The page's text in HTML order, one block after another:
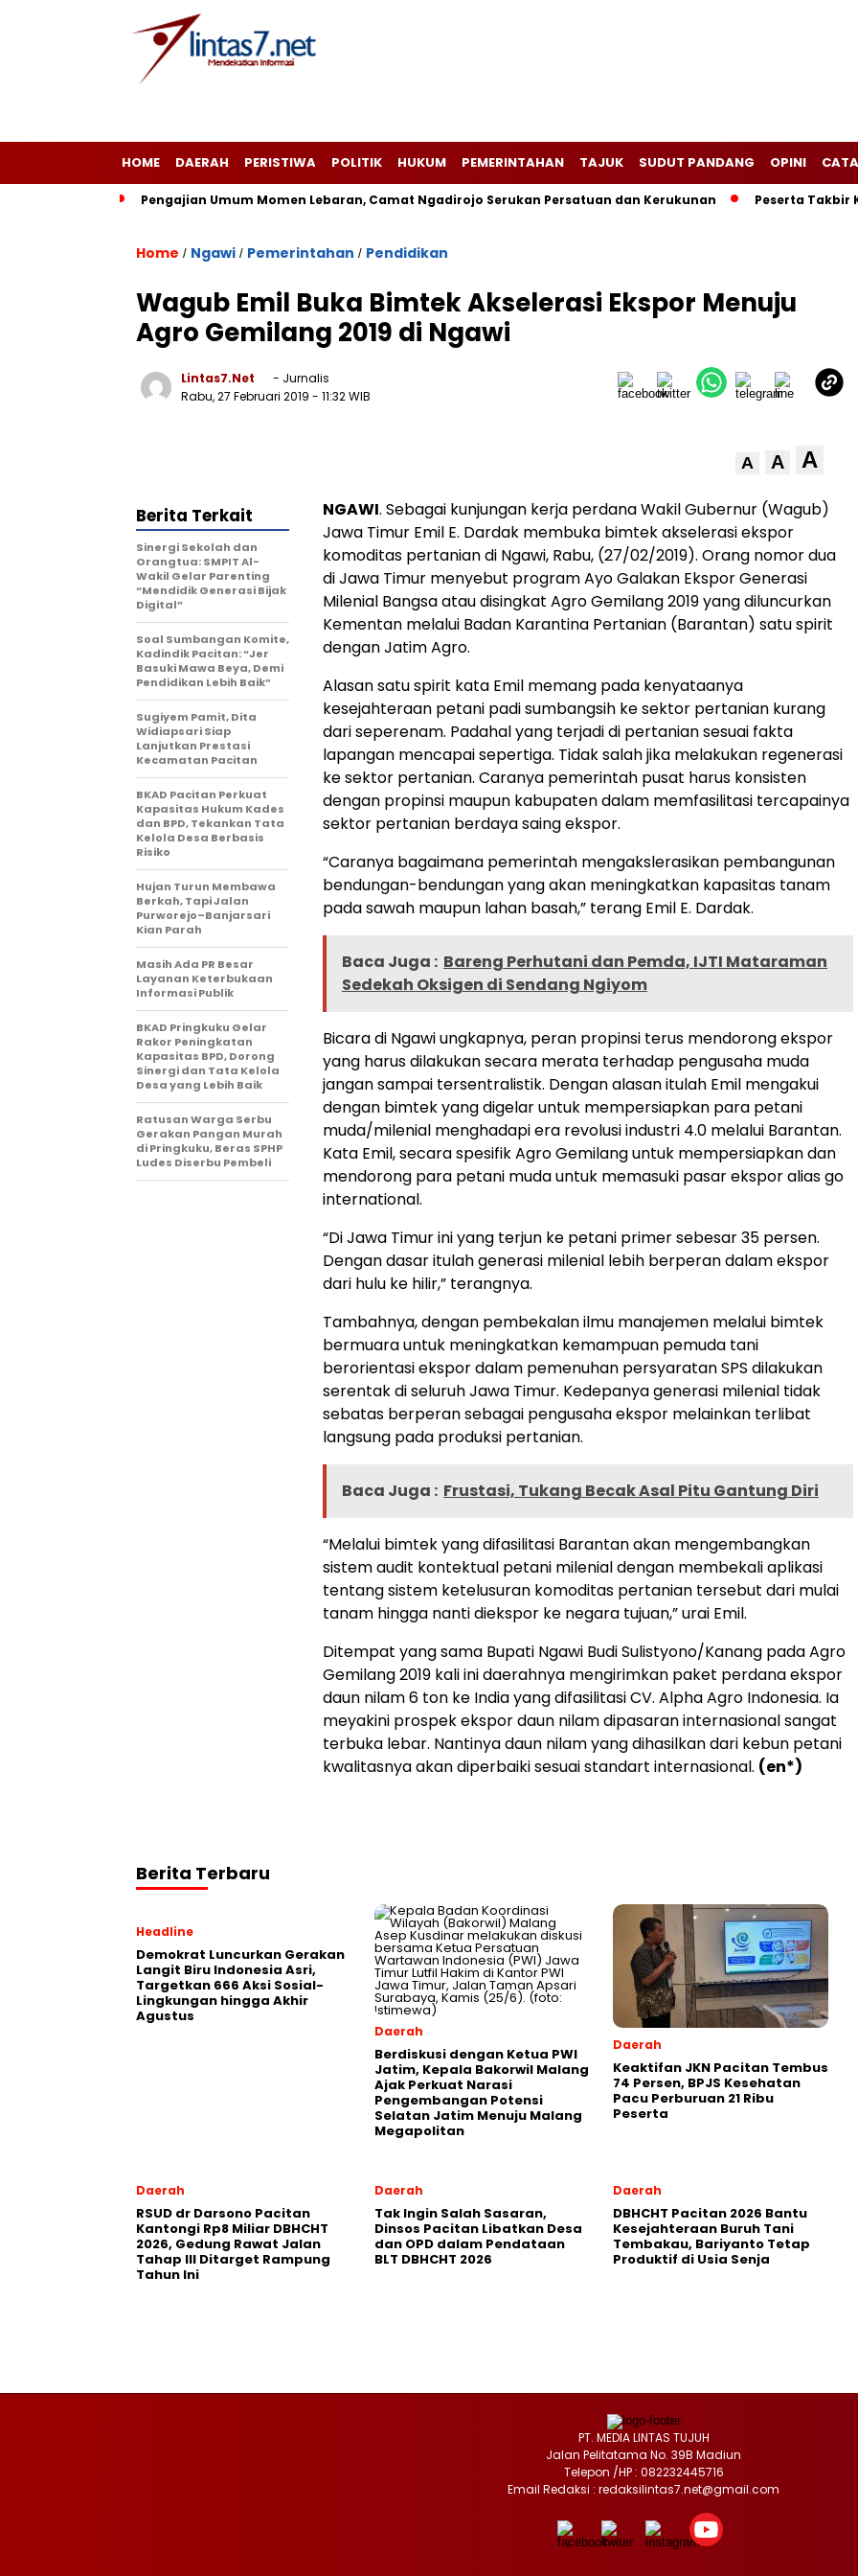
HOME DAERAH PERISTIWA POLITIK HUKUM PEMERINTAHAN TAJUK SUDUT PANDANG OPINI
Pengajian Umum Momen Lebaran, Camat Ngadirojo Serukan Persatuan dan Kerukunan Peserta Takbir
Home / Ngawi / Pemerintahan / Pendidikan
Wagub Emil Buka Bimtek Akselerasi Ekspor Menuju
Agro Gemilang 2019 di Ngawi
Lintas7.net
- Jurnalis
Rabu, 27 Februari 2019 - 11:32 WIB
A A A
NGAWI. Sebagai kunjungan kerja perdana Wakil Gubernur (Wagub)
Jawa Timur Emil E. Dardak membuka bimtek akselerasi ekspor
komoditas pertanian di Ngawi, Rabu, (27/02/2019). Orang nomor dua
di Jawa Timur menyebut program Ayo Galakan Ekspor Generasi
Milenial Bangsa atau disingkat Agro Gemilang 2019 yang diluncurkan
Kementan melalui Badan Karantina Pertanian (Barantan) satu spirit
dengan Jatim Agro.
Alasan satu spirit kata Emil memang pada kenyataanya
kesejahteraan petani padi sumbangsih ke sektor pertanian kurang
dari seperenam. Padahal yang terjadi di pertanian sesuai fakta
lapangan mencapai sepertiga. Tidak salah jika melakukan regenerasi
ke sektor pertanian. Caranya pemerintah pusat harus konsisten
dengan propinsi maupun kabupaten dalam memfasilitasi tercapainya
sektor pertanian berdaya saing ekspor.
“Caranya bagaimana pemerintah mengakslerasikan pembangunan
bendungan-bendungan yang akan meningkatkan kapasitas tanam
pada sawah maupun lahan basah,” terang Emil E. Dardak.
Baca Juga : Bareng Perhutani dan Pemda, IJTI Mataraman
Sedekah Oksigen di Sendang Ngiyom
Bicara di Ngawi ungkapnya, peran propinsi terus mendorong ekspor
yang harus dilakukan secara merata terhadap pengusaha muda
jangan sampai tersentralistik. Dengan alasan itulah Emil mengakui
dengan bimtek yang digelar untuk mempersiapkan para petani
muda/milenial menghadapi era revolusi industri 4.0 melalui Barantan.
Kata Emil, secara spesifik Agro Gemilang untuk mempersiapkan dan
mendorong para petani muda untuk memasuki pasar ekspor alias go
international.
“Di Jawa Timur ini yang terjun ke petani primer sebesar 35 persen.
Dengan dasar itulah generasi milenial lebih berperan dalam ekspor
dari hulu ke hilir,” terangnya.
Tambahnya, dengan pembekalan ilmu manajemen melalui bimtek
bermuara untuk meningkatkan kemampuan pemuda tani
berorientasi ekspor dalam pemenuhan persyaratan SPS dilakukan
serentak di seluruh Jawa Timur. Kedepanya generasi milenial tidak
sebatas berperan sebagai pengusaha ekspor melainkan terlibat
langsung pada produksi pertanian.
Baca Juga : Frustasi, Tukang Becak Asal Pitu Gantung Diri
“Melalui bimtek yang difasilitasi Barantan akan mengembangkan
sistem audit kontektual petani milenial dengan membekali aplikasi
tentang sistem ketelusuran komoditas pertanian tersebut dari mulai
tanam hingga nanti diekspor ke negara tujuan,” urai Emil.
Ditempat yang sama Bupati Ngawi Budi Sulistyono/Kanang pada Agro
Gemilang 2019 kali ini daerahnya mengirimkan paket perdana ekspor
daun nilam 6 ton ke India yang difasilitasi CV. Alpha Agro Indonesia. Ia
meyakini prospek ekspor daun nilam dipasaran internasional sangat
terbuka lebar. Nantinya daun nilam yang dihasilkan dari kebun petani
kwalitasnya akan diperbaiki sesuai standart internasional. (en*)
Berita Terkait
Sinergi Sekolah dan
Orangtua: SMPIT Al-
Wakil Gelar Parenting
“Mendidik Generasi Bijak
Digital”
Soal Sumbangan Komite,
Kadindik Pacitan: “Jer
Basuki Mawa Beya, Demi
Pendidikan Lebih Baik”
Sugiyem Pamit, Dita
Widiapsari Siap
Lanjutkan Prestasi
Kecamatan Pacitan
BKAD Pacitan Perkuat
Kapasitas Hukum Kades
dan BPD, Tekankan Tata
Kelola Desa Berbasis
Risiko
Hujan Turun Membawa
Berkah, Tapi Jalan
Purworejo–Banjarsari
Kian Parah
Masih Ada PR Besar
Layanan Keterbukaan
Informasi Publik
BKAD Pringkuku Gelar
Rakor Peningkatan
Kapasitas BPD, Dorong
Sinergi dan Tata Kelola
Desa yang Lebih Baik
Ratusan Warga Serbu
Gerakan Pangan Murah
di Pringkuku, Beras SPHP
Ludes Diserbu Pembeli
Berita Terbaru
Headline
Demokrat Luncurkan Gerakan
Langit Biru Indonesia Asri,
Targetkan 666 Aksi Sosial-
Lingkungan hingga Akhir
Agustus
Daerah
Berdiskusi dengan Ketua PWI
Jatim, Kepala Bakorwil Malang
Ajak Perkuat Narasi
Pengembangan Potensi
Selatan Jatim Menuju Malang
Megapolitan
Daerah
Keaktifan JKN Pacitan Tembus
74 Persen, BPJS Kesehatan
Pacu Perburuan 21 Ribu
Peserta
Daerah
RSUD dr Darsono Pacitan
Kantongi Rp8 Miliar DBHCHT
2026, Gedung Rawat Jalan
Tahap III Ditarget Rampung
Tahun Ini
Daerah
Tak Ingin Salah Sasaran,
Dinsos Pacitan Libatkan Desa
dan OPD dalam Pendataan
BLT DBHCHT 2026
Daerah
DBHCHT Pacitan 2026 Bantu
Kesejahteraan Buruh Tani
Tembakau, Bariyanto Tetap
Produktif di Usia Senja
PT. MEDIA LINTAS TUJUH
Jalan Pelitatama No. 39B Madiun
Telepon /HP : 082232445716
Email Redaksi : redaksilintas7.net@gmail.com